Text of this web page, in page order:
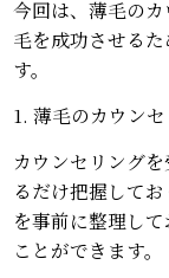
今回は、薄毛の
毛を成功させる
す。
1. 薄毛のカウン
カウンセリング
るだけ把握して
を事前に整理し
ことができます。